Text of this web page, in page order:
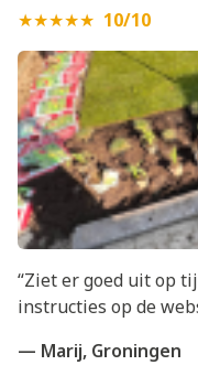
★★★★★ 10/10
“Ziet er goed uit op
instructies op de
— Marij, Groningen